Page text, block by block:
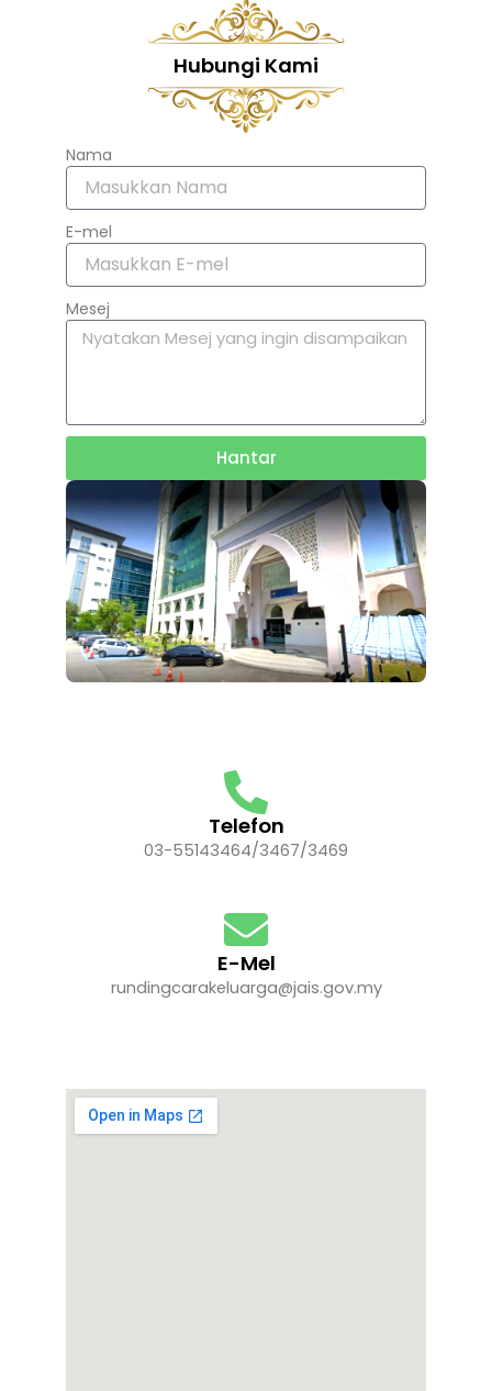
Hubungi Kami
Nama
E-mel
Mesej
Hantar
Telefon
03-55143464/3467/3469
E-Mel
rundingcarakeluarga@jais.gov.my